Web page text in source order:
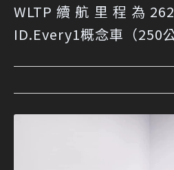
WLTP續航里程為
ID.Every1概念車（250